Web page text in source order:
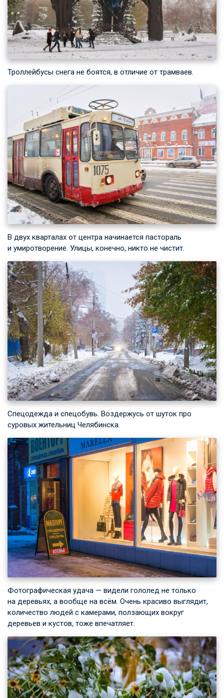
Троллейбусы снега не боятся, в отличие от трамваев.
В двух кварталах от центра начинается пастораль
и умиротворение. Улицы, конечно, никто не чистит.
Спецодежда и спецобувь. Воздержусь от шуток про
суровых жительниц Челябинска.
Фотографическая удача — видели гололед не только
на деревьях, а вообще на всём. Очень красиво выглядит,
количество людей с камерами, ползающих вокруг
деревьев и кустов, тоже впечатляет.